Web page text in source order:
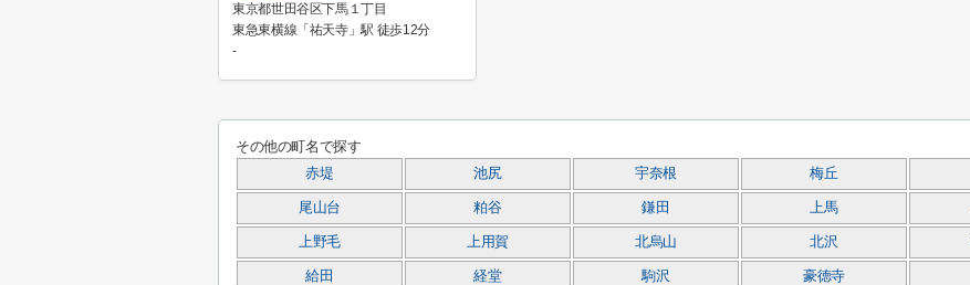
東京都世田谷区下馬１丁目
東急東横線「祐天寺」駅 徒歩12分
-
その他の町名で探す
赤堤 池尻 宇奈根 梅丘
尾山台 粕谷 鎌田 上馬
上野毛 上用賀 北烏山 北沢
給田 経堂 駒沢 豪徳寺